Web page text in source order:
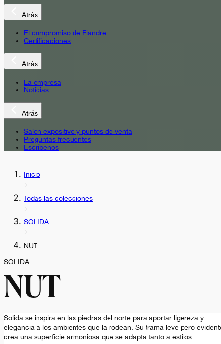
Atrás
El compromiso de Fiandre
Certificaciones
Atrás
La empresa
Noticias
Atrás
Salón expositivo y puntos de venta
Preguntas frecuentes
Escríbenos
Inicio
Todas las colecciones
SOLIDA
NUT
SOLIDA
NUT
Solida se inspira en las piedras del norte para aportar ligereza y
elegancia a los ambientes que la rodean. Su trama leve pero
crea una superficie armoniosa que se adapta tanto a estilos